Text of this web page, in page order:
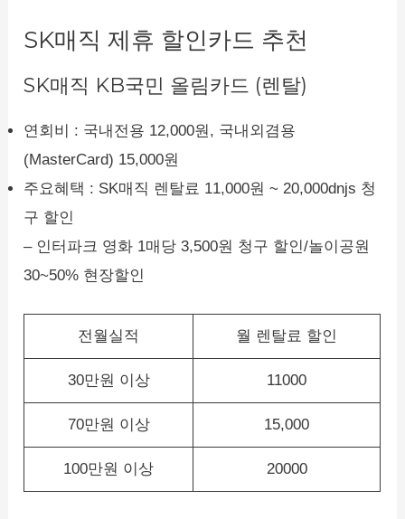
SK매직 제휴 할인카드 추천
SK매직 KB국민 올림카드 (렌탈)
연회비 : 국내전용 12,000원, 국내외겸용
(MasterCard) 15,000원
주요혜택 : SK매직 렌탈료 11,000원 ~ 20,000dnjs 청
구 할인
– 인터파크 영화 1매당 3,500원 청구 할인/놀이공원
30~50% 현장할인
전월실적 월 렌탈료 할인
30만원 이상 11000
70만원 이상 15,000
100만원 이상 20000